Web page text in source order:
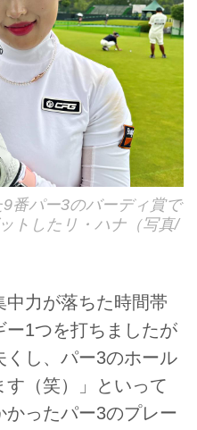
番パー3のバーディ賞で
トしたリ・ハナ（写真/
中力が落ちた時間帯
ー1つを打ちましたが
くし、パー3のホール
（笑）」といって
ったパー3のプレー